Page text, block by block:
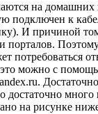
на домашних
подключен к
И причиной
порталов.
потребоваться
это можно с
достаточно
на рисунке